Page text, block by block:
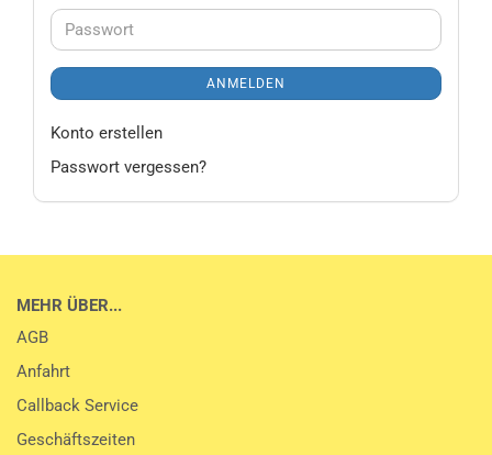
Passwort
ANMELDEN
Konto erstellen
Passwort vergessen?
MEHR ÜBER...
AGB
Anfahrt
Callback Service
Geschäftszeiten